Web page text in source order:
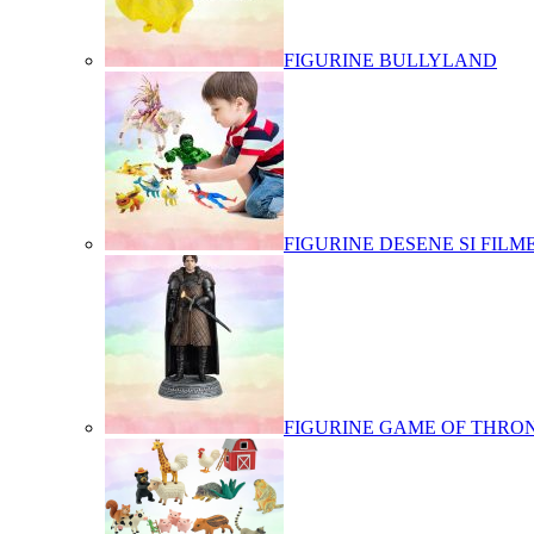
FIGURINE BULLYLAND
FIGURINE DESENE SI
FIGURINE GAME OF